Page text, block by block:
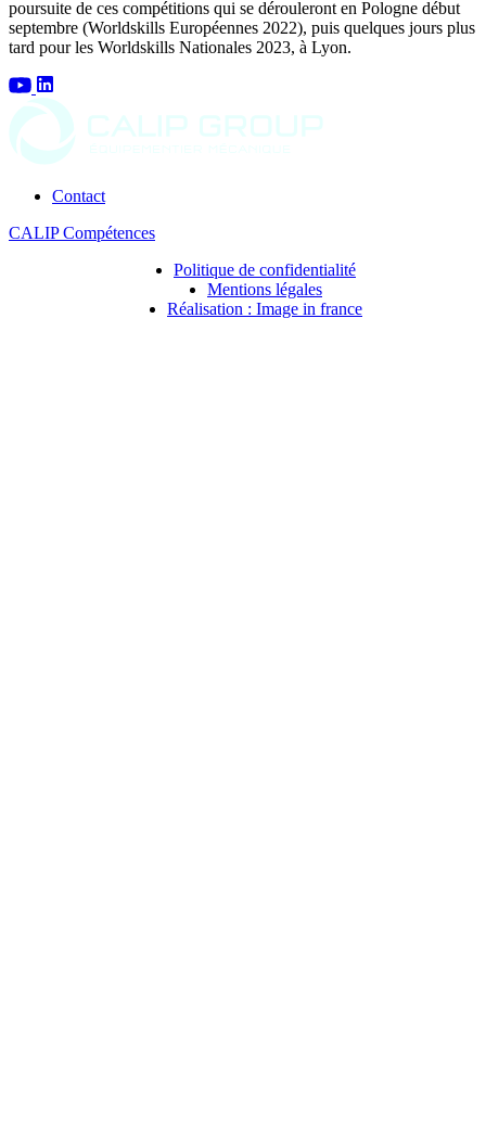
poursuite de ces compétitions qui se dérouleront en Pologne début
septembre (Worldskills Européennes 2022), puis quelques jours plus
tard pour les Worldskills Nationales 2023, à Lyon.
Contact
CALIP Compétences
Politique de confidentialité
Mentions légales
Réalisation : Image in france